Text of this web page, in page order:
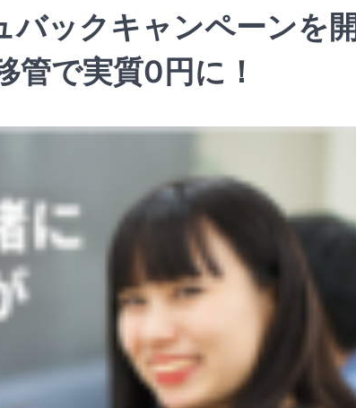
ックキャンペーンを開
管で実質0円に！